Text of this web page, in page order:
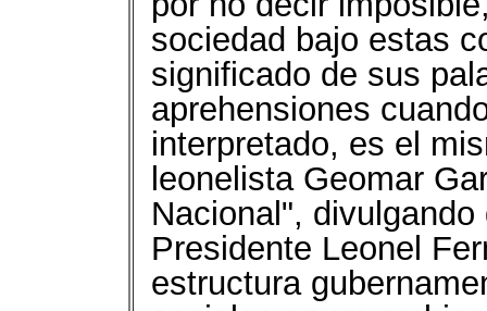
sociedad bajo estas
significado de sus
aprehensiones
interpretado, es el
leonelista Geomar
Nacional",
Presidente Leonel
estructura